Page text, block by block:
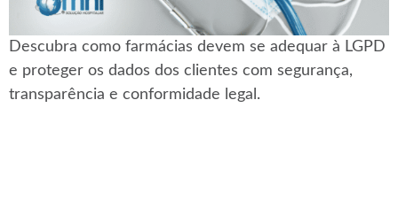
Descubra como farmácias devem se adequar à LGPD
e proteger os dados dos clientes com segurança,
transparência e conformidade legal.